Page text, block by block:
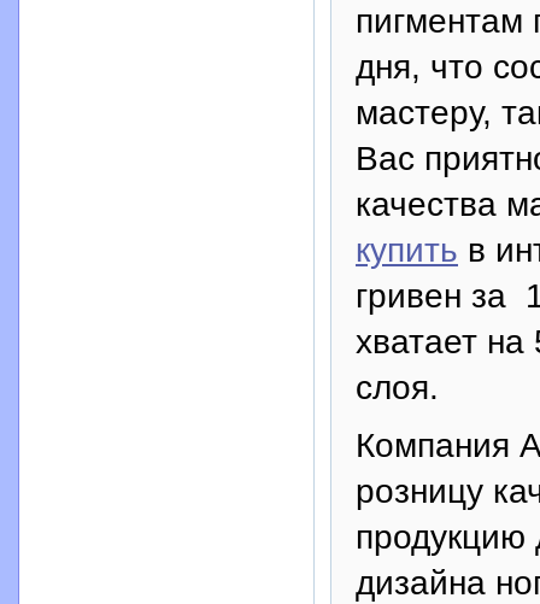
пигментам
дня, что
мастеру,
Вас
качества
купить в
гривен за
хватает на
слоя.
Компания
розницу
продукцию
дизайна